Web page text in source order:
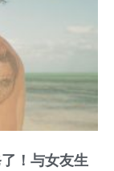
！与女友生